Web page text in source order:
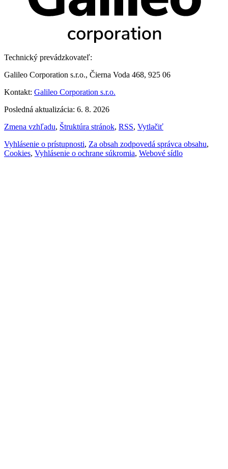
Technický prevádzkovateľ:
Galileo Corporation s.r.o., Čierna Voda 468, 925 06
Kontakt: Galileo Corporation s.r.o.
Posledná aktualizácia: 6. 8. 2026
Zmena vzhľadu, Štruktúra stránok, RSS, Vytlačiť
Vyhlásenie o prístupnosti, Za obsah zodpovedá správca obsahu,
Cookies, Vyhlásenie o ochrane súkromia, Webové sídlo